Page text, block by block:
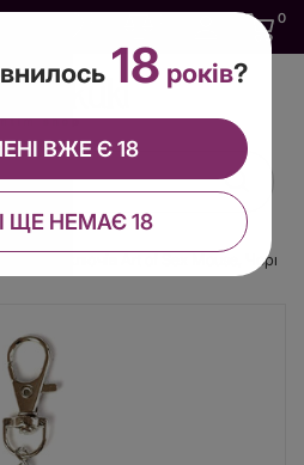
0
для ключів Art of Sex Mouse, Чорний
18 років?
ЩЕ НЕМАЄ 18
ВЖЕ Є 18